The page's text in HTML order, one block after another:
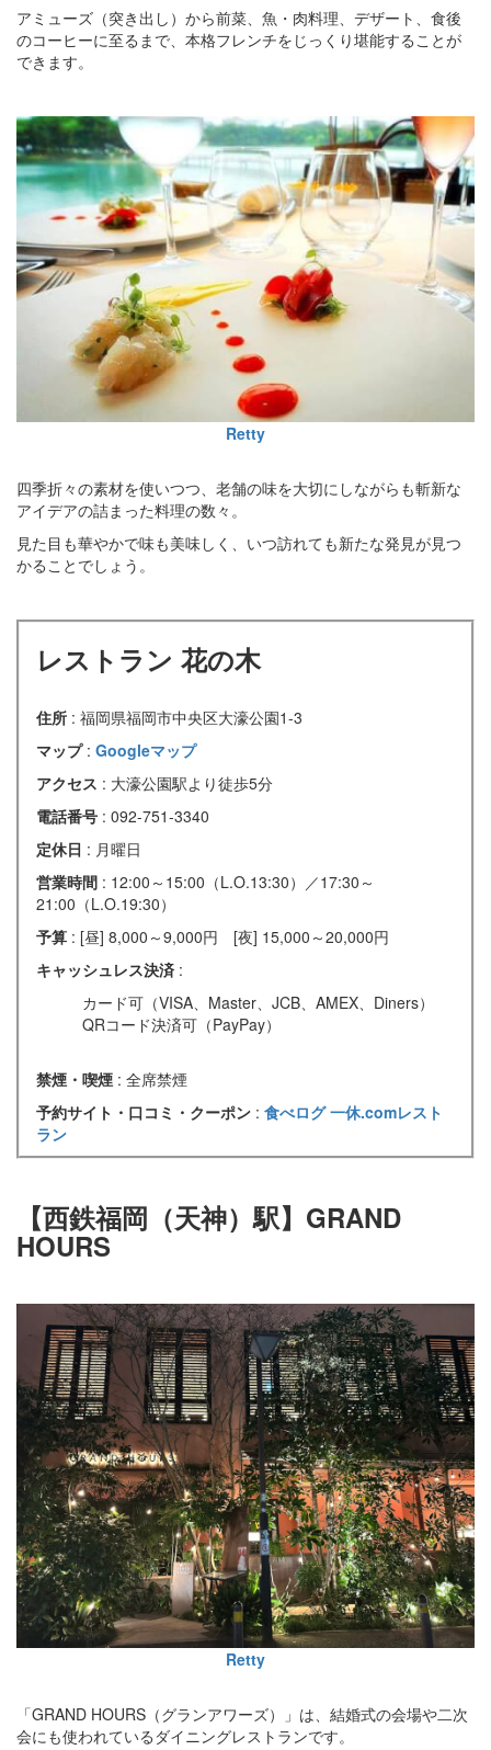
アミューズ（突き出し）から前菜、魚・肉料理、デザート、食後
のコーヒーに至るまで、本格フレンチをじっくり堪能することが
できます。
Retty
四季折々の素材を使いつつ、老舗の味を大切にしながらも斬新な
アイデアの詰まった料理の数々。
見た目も華やかで味も美味しく、いつ訪れても新たな発見が見つ
かることでしょう。
レストラン 花の木
住所 : 福岡県福岡市中央区大濠公園1-3
マップ : Googleマップ
アクセス : 大濠公園駅より徒歩5分
電話番号 : 092-751-3340
定休日 : 月曜日
営業時間 : 12:00～15:00（L.O.13:30）／17:30～
21:00（L.O.19:30）
予算 : [昼] 8,000～9,000円 [夜] 15,000～20,000円
キャッシュレス決済 :
カード可（VISA、Master、JCB、AMEX、Diners）
QRコード決済可（PayPay）
禁煙・喫煙 : 全席禁煙
予約サイト・口コミ・クーポン : 食べログ一休.comレスト
ラン
【西鉄福岡（天神）駅】GRAND
HOURS
Retty
「GRAND HOURS（グランアワーズ）」は、結婚式の会場や二次
会にも使われているダイニングレストランです。